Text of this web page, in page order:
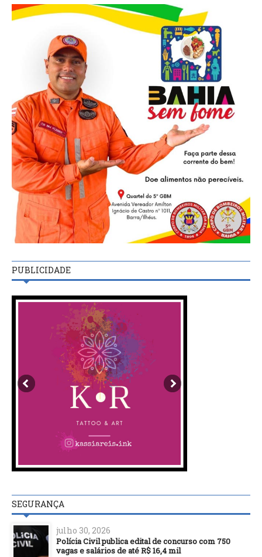
PUBLICIDADE
SEGURANÇA
julho 30, 2026
Polícia Civil publica edital de concurso com 750
vagas e salários de até R$ 16,4 mil